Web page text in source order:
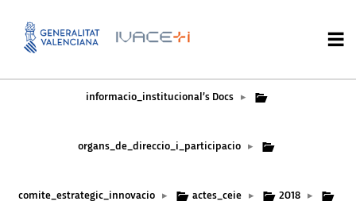
informacio_institucional’s Docs ▸
organs_de_direccio_i_participacio ▸
comite_estrategic_innovacio ▸ actes_ceie ▸ 2018 ▸